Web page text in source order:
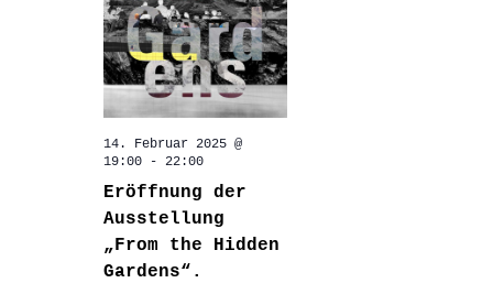
14. Februar 2025 @
19:00- 22:00
Eröffnung der
Ausstellung
„From the Hidden
Gardens“.